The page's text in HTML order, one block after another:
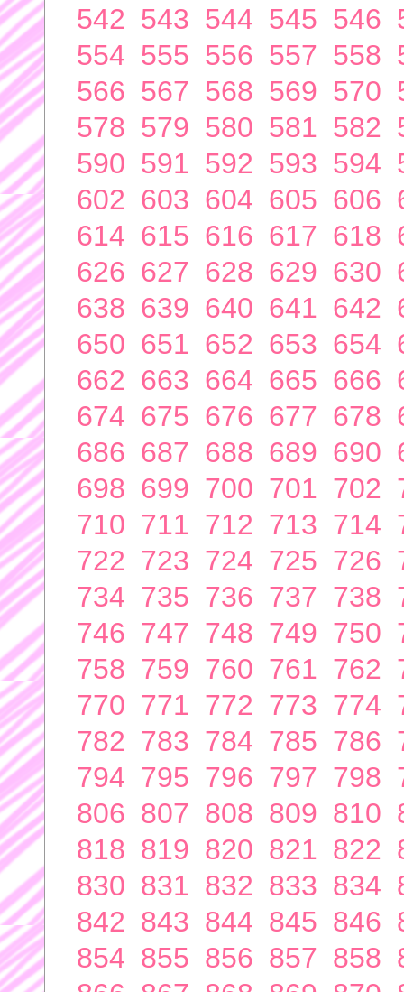
542 543 544 545 546
554 555 556 557 558
566 567 568 569 570
578 579 580 581 582
590 591 592 593 594
602 603 604 605 606
614 615 616 617 618
626 627 628 629 630
638 639 640 641 642
650 651 652 653 654
662 663 664 665 666
674 675 676 677 678
686 687 688 689 690
698 699 700 701 702
710 711 712 713 714
722 723 724 725 726
734 735 736 737 738
746 747 748 749 750
758 759 760 761 762
770 771 772 773 774
782 783 784 785 786
794 795 796 797 798
806 807 808 809 810
818 819 820 821 822
830 831 832 833 834
842 843 844 845 846
854 855 856 857 858